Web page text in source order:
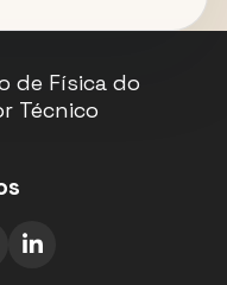
de Física do
Técnico